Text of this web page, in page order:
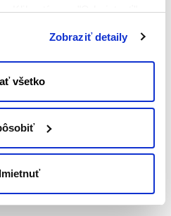
Kliknutím na "Odmietnuť"
Zobraziť detaily
všetko
for any problems